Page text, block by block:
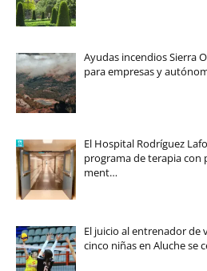
Ayudas incendios Sierra
para empresas y
El Hospital Rodríguez
programa de terapia con
ment…
El juicio al entrenador de
cinco niñas en Aluche se